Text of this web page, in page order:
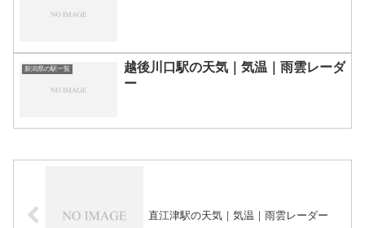
新潟県の駅一覧
越後川口駅の天気｜気温｜雨雲レーダ
ー
直江津駅の天気｜気温｜雨雲レーダー